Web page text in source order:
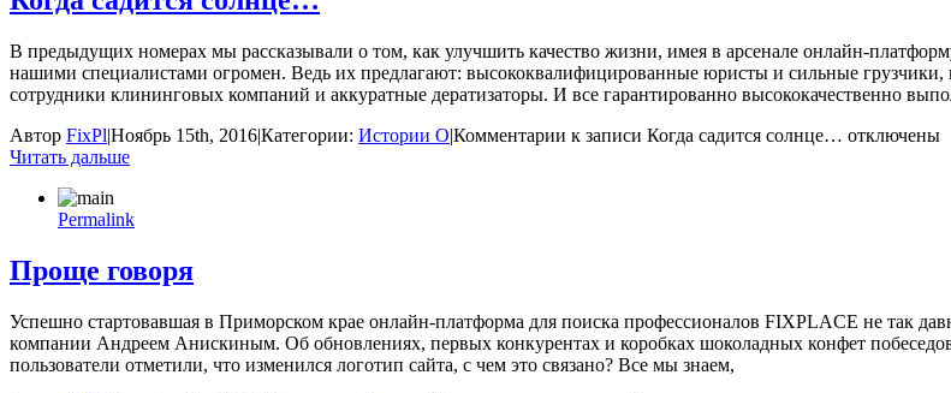
В предыдущих номерах мы рассказывали о том, как улучшить качество жизни, имея в арсенале онлайн-
нашими специалистами огромен. Ведь их предлагают: высококвалифицированные юристы и сильные
сотрудники клининговых компаний и аккуратные дератизаторы. И все гарантированно высококачественно
Автор FixPl|Ноябрь 15th, 2016|Категории: Истории О|Комментарии к записи Когда садится солнце… отключены
Читать дальше
Permalink
Проще говоря
Успешно стартовавшая в Приморском крае онлайн-платформа для поиска профессионалов FIXPLACE не так
компании Андреем Анискиным. Об обновлениях, первых конкурентах и коробках шоколадных конфет
пользователи отметили, что изменился логотип сайта, с чем это связано? Все мы знаем,